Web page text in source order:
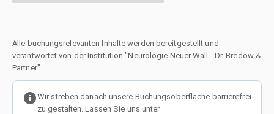
Alle buchungsrelevanten Inhalte werden bereitgestellt und
verantwortet von der Institution "Neurologie Neuer Wall - Dr. Bredow &
Partner".
infoWir streben danach unsere Buchungsoberfläche barrierefrei
zu gestalten. Lassen Sie uns unter